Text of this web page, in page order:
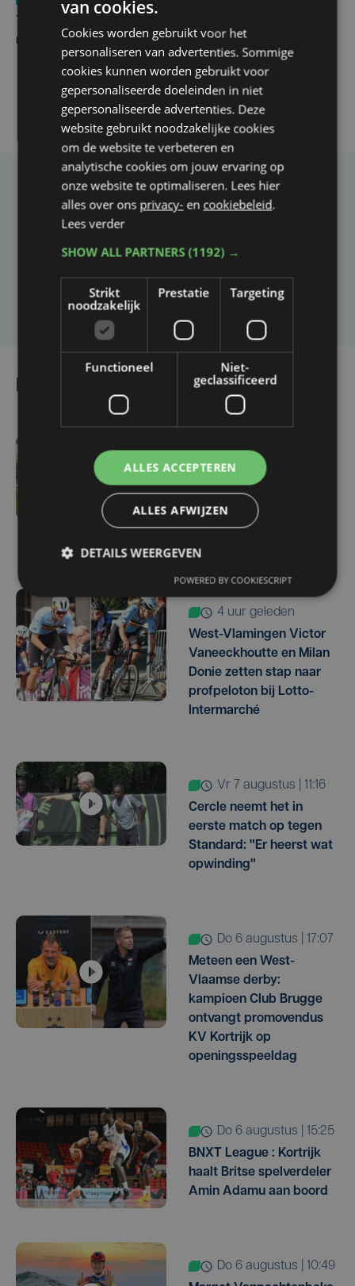
Yaro (19), slachtoffer van vechtpartij, is na
maandenlange coma overleden
Taalfout opgemerkt?
Heb je een taal- of schrijffout opgemerkt in dit
artikel?
Laat het ons weten
Lees ook
3 uur geleden
Zulte Waregem start
tegen Racing Genk:
"Waarom zou ik onze
4 uur geleden
West-Vlamingen Victor
Vaneeckhoutte en Milan
Donie zetten stap naar
profpeloton bij Lotto-
Intermarché
vr 7 augustus | 11:16
Cercle neemt het in
eerste match op tegen
Standard: "Er heerst wat
opwinding"
do 6 augustus | 17:07
Meteen een West-
Vlaamse derby:
kampioen Club Brugge
ontvangt promovendus
KV Kortrijk op
openingsspeeldag
do 6 augustus | 15:25
BNXT League : Kortrijk
haalt Britse spelverdeler
Amin Adamu aan boord
do 6 augustus | 10:49
van cookies.
Cookies worden gebruikt voor het
personaliseren van advertenties. Sommige
cookies kunnen worden gebruikt voor
gepersonaliseerde doeleinden in niet
gepersonaliseerde advertenties. Deze
website gebruikt noodzakelijke cookies
om de website te verbeteren en
analytische cookies om jouw ervaring op
onze website te optimaliseren. Lees hier
alles over ons privacy- en cookiebeleid.
Lees verder
SHOW ALL PARTNERS(1192) →
Strikt
noodzakelijk
Prestatie Targeting
Functioneel
Niet-
geclassificeerd
ALLES ACCEPTEREN
ALLES AFWIJZEN
DETAILS WEERGEVEN
POWERED BY COOKIESCRIPT